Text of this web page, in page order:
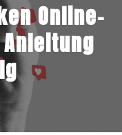
Online-